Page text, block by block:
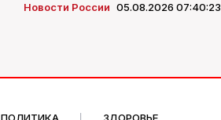
Новости России 05.08.2026 07:40:23